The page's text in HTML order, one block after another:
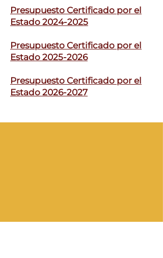
Presupuesto Certificado por el
Estado 2024-2025
Presupuesto Certificado por el
Estado 2025-2026
Presupuesto Certificado por el
Estado 2026-2027